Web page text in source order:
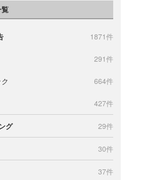
1871件
291件
664件
427件
グ 29件
30件
37件